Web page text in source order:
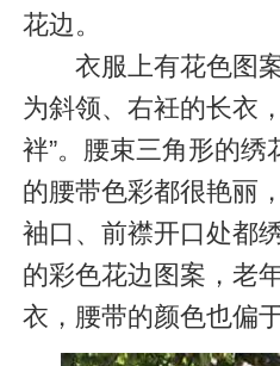
花边。
衣服上有花色图案
为斜领、右衽的长衣
袢”。腰束三角形的绣
的腰带色彩都很艳丽
袖口、前襟开口处都
的彩色花边图案，老
衣，腰带的颜色也偏于